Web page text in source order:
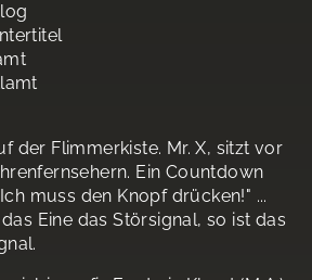
der Flimmerkiste. Mr. X, sitzt vor
Ein Countdown
muss den Knopf drücken!" ...
Eine das Störsignal, so ist das